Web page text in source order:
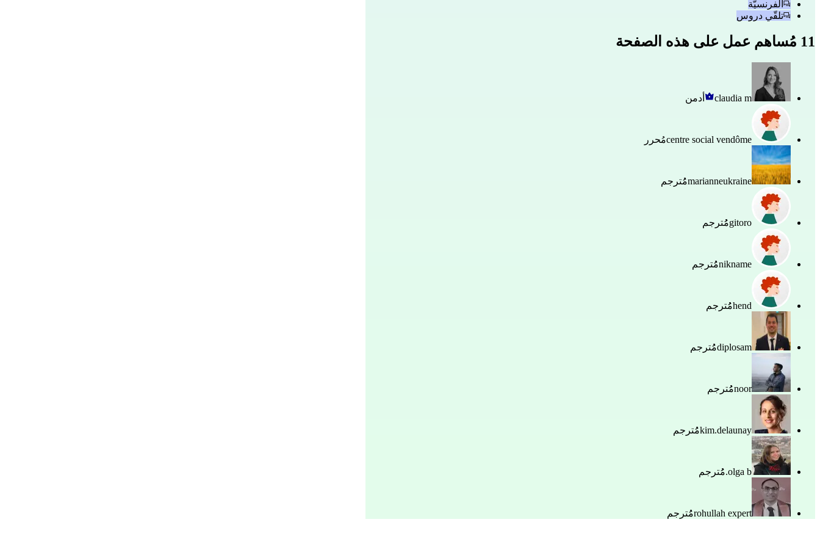
الفرنسيّة
تلقّي دروس
11 مُساهم عمل على هذه الصفحة
claudia m أدمن
centre social vendômeمُحرر
marianneukraineمُُترجم
gitoroمُُترجم
niknameمُُترجم
hendمُُترجم
diplosamمُُترجم
noorمُُترجم
kim.delaunayمُُترجم
olga b. مُُترجم
rohullah expertمُُترجم